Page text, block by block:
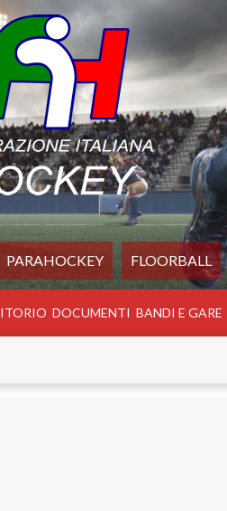
PARAHOCKEY FLOORBALL
DOCUMENTI BANDI E GARE